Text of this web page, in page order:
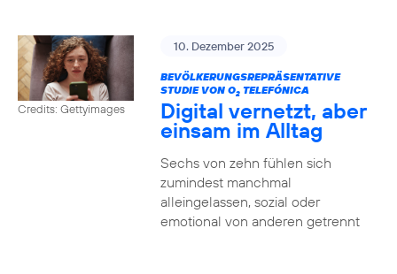
Credits: Gettyimages
10. Dezember 2025
BEVÖLKERUNGSREPRÄSENTATIVE
STUDIE VON O2TELEFÓNICA
Digital vernetzt, aber
einsam im Alltag
Sechs von zehn fühlen sich
zumindest manchmal
alleingelassen, sozial oder
emotional von anderen getrennt